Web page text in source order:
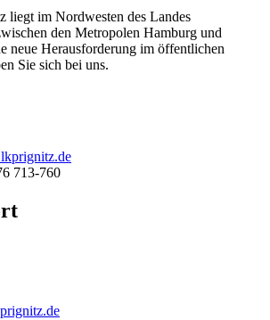
liegt im Nordwesten des Landes
den Metropolen Hamburg und
neue Herausforderung im öffentlichen
Sie sich bei uns.
713-760